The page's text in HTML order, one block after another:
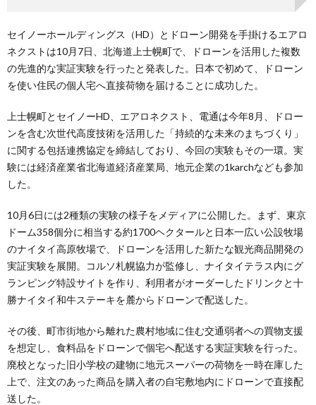
セイノーホールディングス（HD）とドローン開発を手掛けるエアロ
ネクストは10月7日、北海道上士幌町で、ドローンを活用した複数
の先進的な実証実験を行ったと発表した。日本で初めて、ドローン
を使い住民の個人宅へ直接荷物を届けることに成功した。
上士幌町とセイノーHD、エアロネクスト、電通は今年8月、ドロー
ンを含む次世代高度技術を活用した「持続的な未来のまちづくり」
に関する包括連携協定を締結しており、今回の実験もその一環。実
験には経済産業省北海道経済産業局、地元企業の1karchなども参加
した。
10月6日には2種類の実験の様子をメディアに公開した。まず、東京
ドーム358個分に相当する約1700ヘクタールと日本一広い公設牧場
のナイタイ高原牧場で、ドローンを活用した新たな観光商品開発の
実証実験を展開。コルソ札幌協力が監修し、ナイタイテラス内にグ
ランピング特設サイトを作り、利用者がオーダーしたドリンクと十
勝ナイタイ和牛ステーキを麓からドローンで配送した。
その後、町市街地から離れた農村地域に住む交通弱者への買物支援
を想定し、食料品をドローンで個宅へ配送する実証実験を行った。
廃校となった旧小学校の建物に地元スーパーの荷物を一時在庫した
上で、注文のあった商品を購入者の自宅敷地内にドローンで直接配
送した。